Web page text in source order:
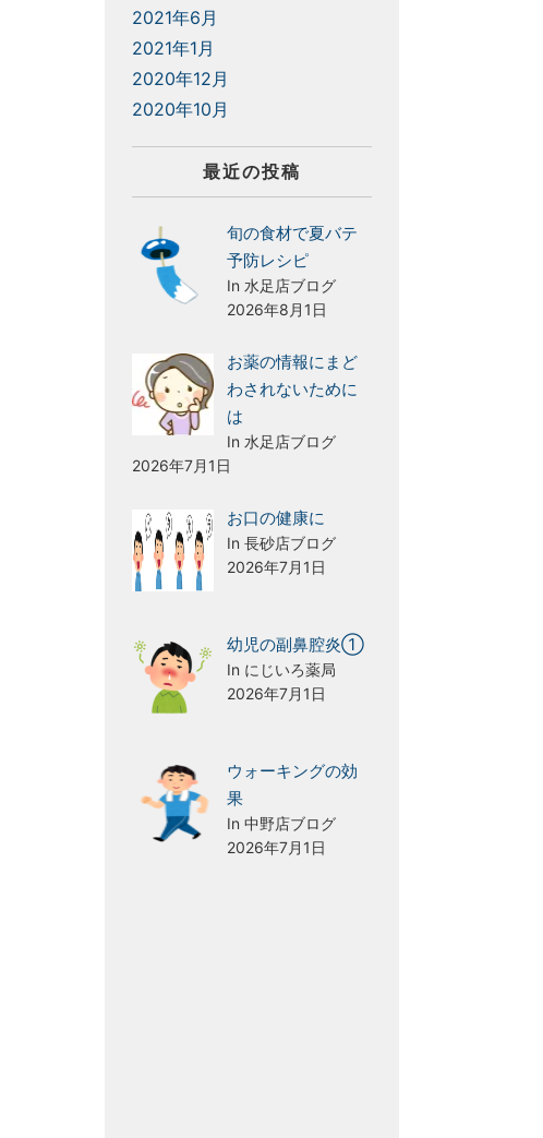
2021年6月
2021年1月
2020年12月
2020年10月
最近の投稿
旬の食材で夏バテ
予防レシピ
In 水足店ブログ
2026年8月1日
お薬の情報にまど
わされないために
は
In 水足店ブログ
2026年7月1日
お口の健康に
In 長砂店ブログ
2026年7月1日
幼児の副鼻腔炎①
In にじいろ薬局
2026年7月1日
ウォーキングの効
果
In 中野店ブログ
2026年7月1日